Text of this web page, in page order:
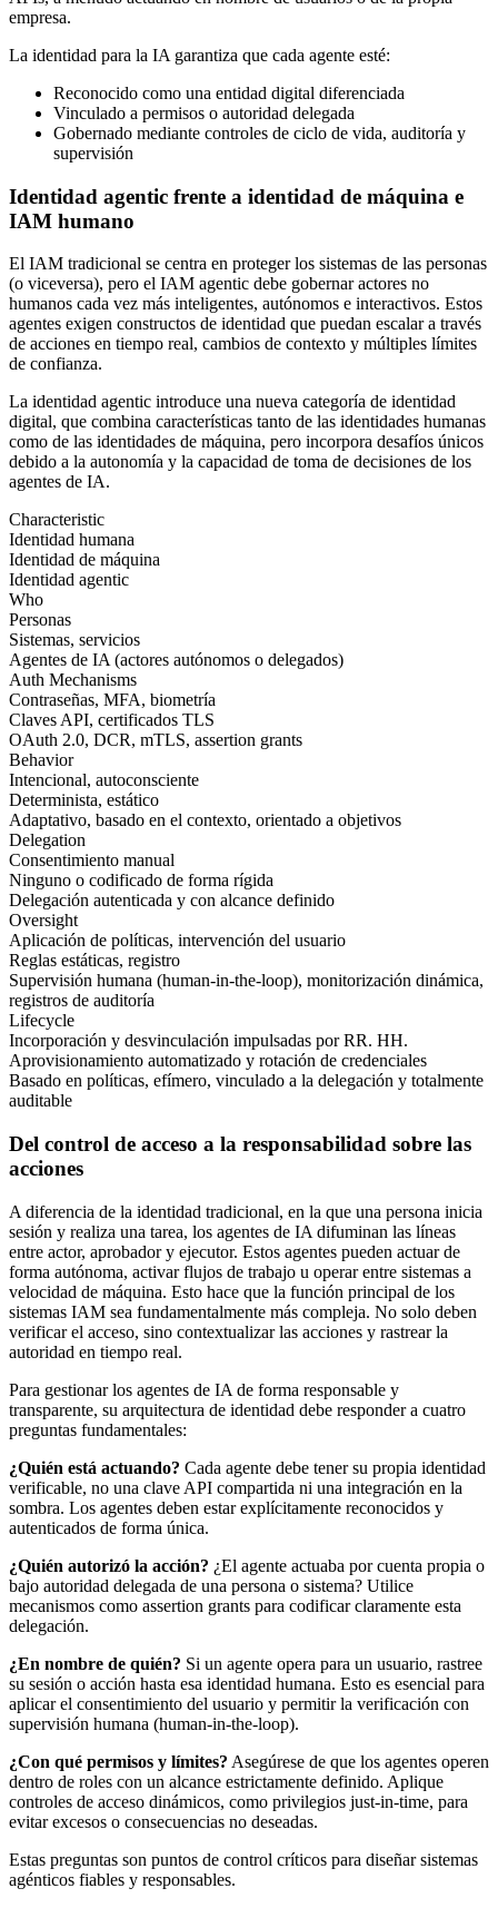
empresa.
La identidad para la IA garantiza que cada agente esté:
Reconocido como una entidad digital diferenciada
Vinculado a permisos o autoridad delegada
Gobernado mediante controles de ciclo de vida, auditoría y
supervisión
Identidad agentic frente a identidad de máquina e
IAM humano
El IAM tradicional se centra en proteger los sistemas de las personas
(o viceversa), pero el IAM agentic debe gobernar actores no
humanos cada vez más inteligentes, autónomos e interactivos. Estos
agentes exigen constructos de identidad que puedan escalar a través
de acciones en tiempo real, cambios de contexto y múltiples límites
de confianza.
La identidad agentic introduce una nueva categoría de identidad
digital, que combina características tanto de las identidades humanas
como de las identidades de máquina, pero incorpora desafíos únicos
debido a la autonomía y la capacidad de toma de decisiones de los
agentes de IA.
Characteristic
Identidad humana
Identidad de máquina
Identidad agentic
Who
Personas
Sistemas, servicios
Agentes de IA (actores autónomos o delegados)
Auth Mechanisms
Contraseñas, MFA, biometría
Claves API, certificados TLS
OAuth 2.0, DCR, mTLS, assertion grants
Behavior
Intencional, autoconsciente
Determinista, estático
Adaptativo, basado en el contexto, orientado a objetivos
Delegation
Consentimiento manual
Ninguno o codificado de forma rígida
Delegación autenticada y con alcance definido
Oversight
Aplicación de políticas, intervención del usuario
Reglas estáticas, registro
Supervisión humana (human-in-the-loop), monitorización dinámica,
registros de auditoría
Lifecycle
Incorporación y desvinculación impulsadas por RR. HH.
Aprovisionamiento automatizado y rotación de credenciales
Basado en políticas, efímero, vinculado a la delegación y totalmente
auditable
Del control de acceso a la responsabilidad sobre las
acciones
A diferencia de la identidad tradicional, en la que una persona inicia
sesión y realiza una tarea, los agentes de IA difuminan las líneas
entre actor, aprobador y ejecutor. Estos agentes pueden actuar de
forma autónoma, activar flujos de trabajo u operar entre sistemas a
velocidad de máquina. Esto hace que la función principal de los
sistemas IAM sea fundamentalmente más compleja. No solo deben
verificar el acceso, sino contextualizar las acciones y rastrear la
autoridad en tiempo real.
Para gestionar los agentes de IA de forma responsable y
transparente, su arquitectura de identidad debe responder a cuatro
preguntas fundamentales:
¿Quién está actuando? Cada agente debe tener su propia identidad
verificable, no una clave API compartida ni una integración en la
sombra. Los agentes deben estar explícitamente reconocidos y
autenticados de forma única.
¿Quién autorizó la acción? ¿El agente actuaba por cuenta propia o
bajo autoridad delegada de una persona o sistema? Utilice
mecanismos como assertion grants para codificar claramente esta
delegación.
¿En nombre de quién? Si un agente opera para un usuario, rastree
su sesión o acción hasta esa identidad humana. Esto es esencial para
aplicar el consentimiento del usuario y permitir la verificación con
supervisión humana (human-in-the-loop).
¿Con qué permisos y límites? Asegúrese de que los agentes operen
dentro de roles con un alcance estrictamente definido. Aplique
controles de acceso dinámicos, como privilegios just-in-time, para
evitar excesos o consecuencias no deseadas.
Estas preguntas son puntos de control críticos para diseñar sistemas
agénticos fiables y responsables.